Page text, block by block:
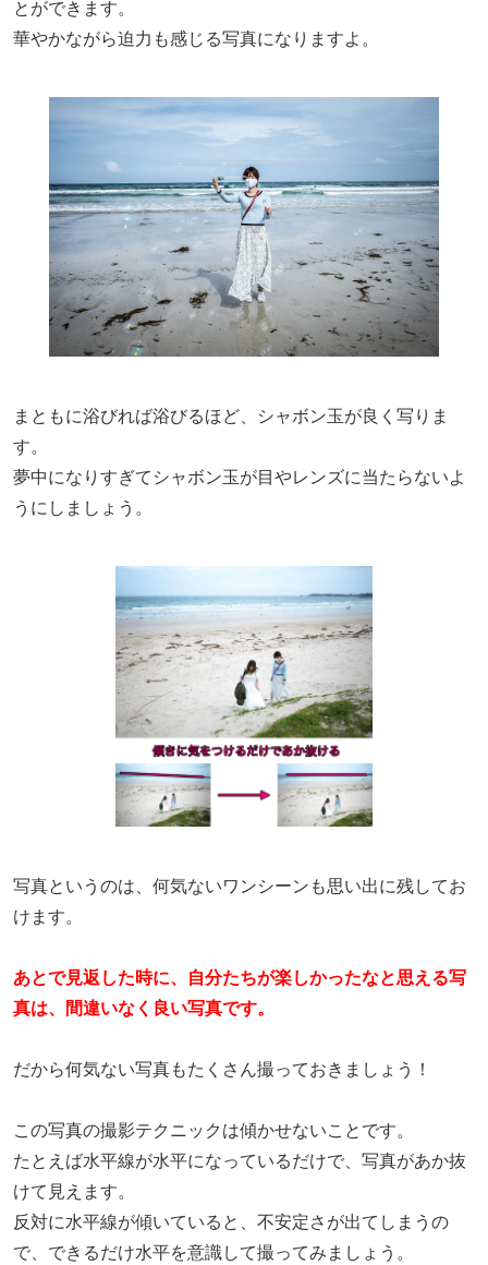
とができます。
華やかながら迫力も感じる写真になりますよ。
まともに浴びれば浴びるほど、シャボン玉が良く写りま
す。
夢中になりすぎてシャボン玉が目やレンズに当たらないよ
うにしましょう。
写真というのは、何気ないワンシーンも思い出に残してお
けます。
あとで見返した時に、自分たちが楽しかったなと思える写
真は、間違いなく良い写真です。
だから何気ない写真もたくさん撮っておきましょう！
この写真の撮影テクニックは傾かせないことです。
たとえば水平線が水平になっているだけで、写真があか抜
けて見えます。
反対に水平線が傾いていると、不安定さが出てしまうの
で、できるだけ水平を意識して撮ってみましょう。